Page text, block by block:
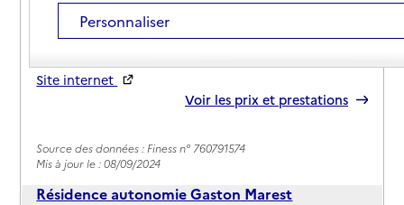
06 30 38 52 07
Site internet
Voir les prix et prestations
Source des données : Finess n° 760791574
Mis à jour le : 08/09/2024
Résidence autonomie Gaston Marest
Personnaliser